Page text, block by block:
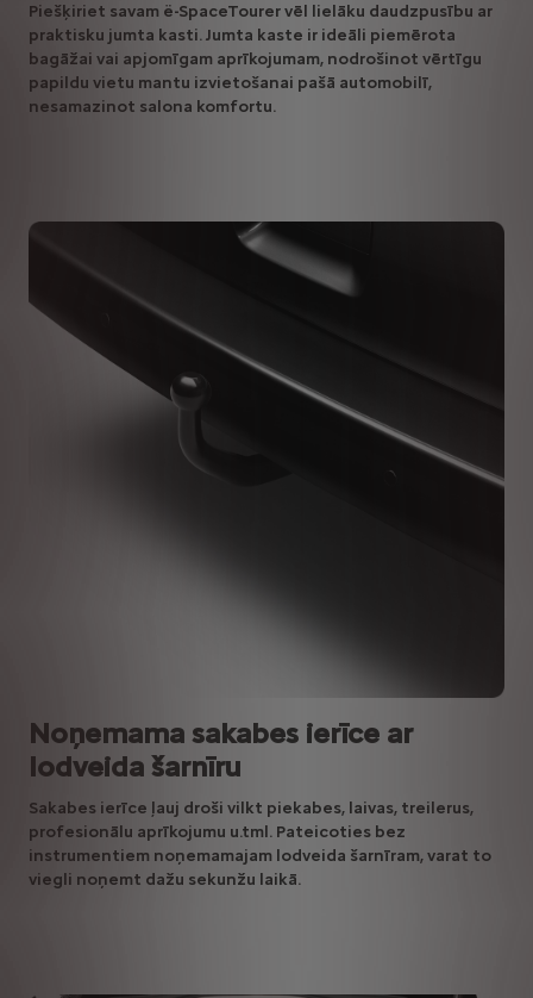
Piešķiriet savam ë-SpaceTourer vēl lielāku daudzpusību ar
praktisku jumta kasti. Jumta kaste ir ideāli piemērota
bagāžai vai apjomīgam aprīkojumam, nodrošinot vērtīgu
papildu vietu mantu izvietošanai pašā automobilī,
nesamazinot salona komfortu.
Noņemama sakabes ierīce ar
lodveida šarnīru
Sakabes ierīce ļauj droši vilkt piekabes, laivas, treilerus,
profesionālu aprīkojumu u.tml. Pateicoties bez
instrumentiem noņemamajam lodveida šarnīram, varat to
viegli noņemt dažu sekunžu laikā.